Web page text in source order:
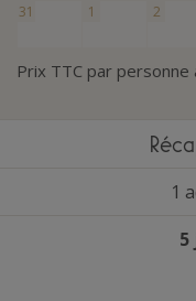
31 1 2
Prix TTC par personne
1
5